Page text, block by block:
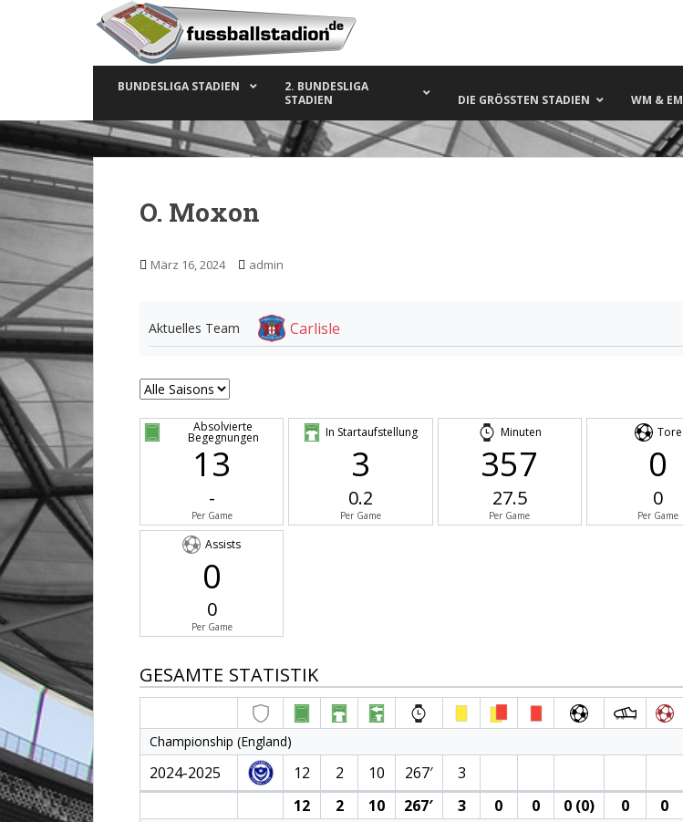
a
i
c
t
e
n
BUNDESLIGA STADIEN
2. BUNDESLIGA
STADIEN
DIE GRÖSSTEN STADIEN WM & EM
O. Moxon
März 16, 2024 admin
Aktuelles Team Carlisle
Absolvierte
Begegnungen
13
-
Per Game
In Startaufstellung
3
0.2
Per Game
Minuten
357
27.5
Per Game
Tore
0
0
Per Game
Assists
0
0
Per Game
GESAMTE STATISTIK
Championship (England)
2024-2025 12 2 10 267′ 3
12 2 10 267′ 3 0 0 0 (0) 0 0